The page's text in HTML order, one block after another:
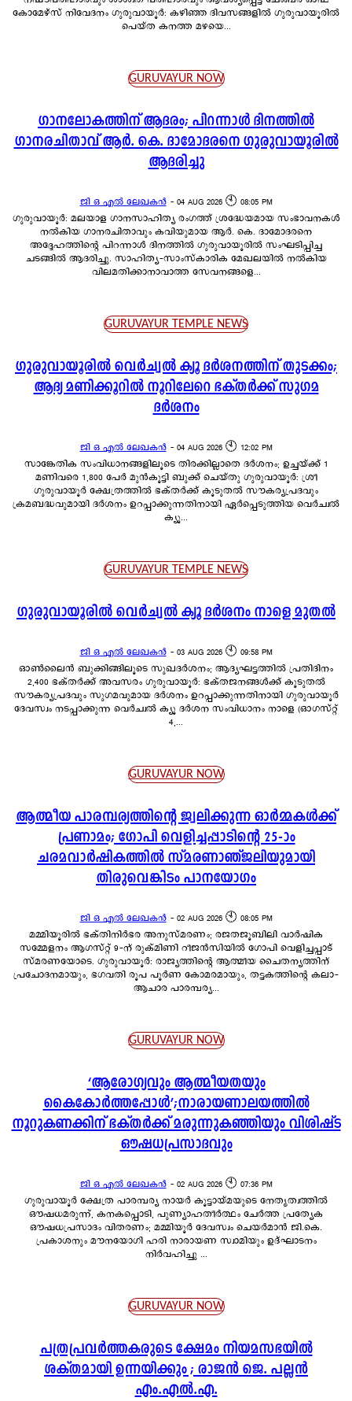
കോമേഴ്സ് നിവേദനം ഗുരുവായൂർ: കഴിഞ്ഞ ദിവസങ്ങളിൽ ഗുരുവായൂരിൽ
പെയ്ത കനത്ത മഴയെ...
GURUVAYUR NOW
ഗാനലോകത്തിന് ആദരം; പിറന്നാൾ ദിനത്തിൽ
ഗാനരചിതാവ് ആർ. കെ. ദാമോദരനെ ഗുരുവായൂരിൽ
ആദരിച്ചു
ജി ഒ എൽ ലേഖകൻ - 04 AUG 2026 🕙 08:05 PM
ഗുരുവായൂർ: മലയാള ഗാനസാഹിത്യ രംഗത്ത് ശ്രദ്ധേയമായ സംഭാവനകൾ
നൽകിയ ഗാനരചിതാവും കവിയുമായ ആർ. കെ. ദാമോദരനെ
അദ്ദേഹത്തിന്റെ പിറന്നാൾ ദിനത്തിൽ ഗുരുവായൂരിൽ സംഘടിപ്പിച്ച
ചടങ്ങിൽ ആദരിച്ചു. സാഹിത്യ-സാംസ്കാരിക മേഖലയിൽ നൽകിയ
വിലമതിക്കാനാവാത്ത സേവനങ്ങളെ...
GURUVAYUR TEMPLE NEWS
ഗുരുവായൂരിൽ വെർച്വൽ ക്യൂ ദർശനത്തിന് തുടക്കം;
ആദ്യ മണിക്കൂറിൽ നൂറിലേറെ ഭക്തർക്ക് സുഗമ
ദർശനം
ജി ഒ എൽ ലേഖകൻ - 04 AUG 2026 🕙 12:02 PM
സാങ്കേതിക സംവിധാനങ്ങളിലൂടെ തിരക്കില്ലാതെ ദർശനം; ഉച്ചയ്ക്ക് 1
മണിവരെ 1,800 പേർ മുൻകൂട്ടി ബുക്ക് ചെയ്തു ഗുരുവായൂർ: ശ്രീ
ഗുരുവായൂർ ക്ഷേത്രത്തിൽ ഭക്തർക്ക് കൂടുതൽ സൗകര്യപ്രദവും
ക്രമബദ്ധവുമായി ദർശനം ഉറപ്പാക്കുന്നതിനായി ഏർപ്പെടുത്തിയ വെർച്വൽ
ക്യൂ...
GURUVAYUR TEMPLE NEWS
ഗുരുവായൂരിൽ വെർച്വൽ ക്യൂ ദർശനം നാളെ മുതൽ
ജി ഒ എൽ ലേഖകൻ - 03 AUG 2026 🕙 09:58 PM
ഓൺലൈൻ ബുക്കിങ്ങിലൂടെ സുഖദർശനം; ആദ്യഘട്ടത്തിൽ പ്രതിദിനം
2,400 ഭക്തർക്ക് അവസരം ഗുരുവായൂർ: ഭക്തജനങ്ങൾക്ക് കൂടുതൽ
സൗകര്യപ്രദവും സുഗമവുമായ ദർശനം ഉറപ്പാക്കുന്നതിനായി ഗുരുവായൂർ
ദേവസ്വം നടപ്പാക്കുന്ന വെർച്വൽ ക്യൂ ദർശന സംവിധാനം നാളെ (ഓഗസ്റ്റ്
4,...
GURUVAYUR NOW
ആത്മീയ പാരമ്പര്യത്തിന്റെ ജ്വലിക്കുന്ന ഓർമ്മകൾക്ക്
പ്രണാമം; ഗോപി വെളിച്ചപ്പാടിന്റെ 25-ാം
ചരമവാർഷികത്തിൽ സ്മരണാഞ്ജലിയുമായി
തിരുവെങ്കിടം പാനയോഗം
ജി ഒ എൽ ലേഖകൻ - 02 AUG 2026 🕙 08:05 PM
മമ്മിയൂരിൽ ഭക്തിനിർഭര അനുസ്മരണം; രജതജൂബിലി വാർഷിക
സമ്മേളനം ആഗസ്റ്റ് 9-ന് രുക്മിണി റീജൻസിയിൽ ഗോപി വെളിച്ചപ്പാട്
സ്മരണയോടെ. ഗുരുവായൂർ: രാജ്യത്തിന്റെ ആത്മീയ ചൈതന്യത്തിന്
പ്രചോദനമായും, ഭഗവതി രൂപ പൂർണ കോമരമായും, തട്ടകത്തിന്റെ കലാ-
ആചാര പാരമ്പര്യ...
GURUVAYUR NOW
‘ആരോഗ്യവും ആത്മീയതയും
കൈകോർത്തപ്പോൾ’;നാരായണാലയത്തിൽ
നൂറുകണക്കിന് ഭക്തർക്ക് മരുന്നുകഞ്ഞിയും വിശിഷ്ട
ഔഷധപ്രസാദവും
ജി ഒ എൽ ലേഖകൻ - 02 AUG 2026 🕙 07:36 PM
ഗുരുവായൂർ ക്ഷേത്ര പാരമ്പര്യ നായർ കൂട്ടായ്മയുടെ നേതൃത്വത്തിൽ
ഔഷധമരുന്ന്, കനകപ്പൊടി, പുണ്യാഹതീർത്ഥം ചേർത്ത പ്രത്യേക
ഔഷധപ്രസാദം വിതരണം; മമ്മിയൂർ ദേവസ്വം ചെയർമാൻ ജി.കെ.
പ്രകാശനും മൗനയോഗി ഹരി നാരായണ സ്വാമിയും ഉദ്ഘാടനം
നിർവഹിച്ചു ...
GURUVAYUR NOW
പത്രപ്രവർത്തകരുടെ ക്ഷേമം നിയമസഭയിൽ
ശക്തമായി ഉന്നയിക്കും ; രാജൻ ജെ. പല്ലൻ
എം.എൽ.എ.